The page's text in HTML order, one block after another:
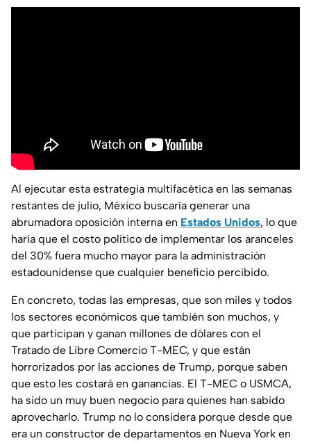
Al ejecutar esta estrategia multifacética en las semanas
restantes de julio, México buscaría generar una
abrumadora oposición interna en Estados Unidos, lo que
haría que el costo político de implementar los aranceles
del 30% fuera mucho mayor para la administración
estadounidense que cualquier beneficio percibido.
En concreto, todas las empresas, que son miles y todos
los sectores económicos que también son muchos, y
que participan y ganan millones de dólares con el
Tratado de Libre Comercio T-MEC, y que están
horrorizados por las acciones de Trump, porque saben
que esto les costará en ganancias. El T-MEC o USMCA,
ha sido un muy buen negocio para quienes han sabido
aprovecharlo. Trump no lo considera porque desde que
era un constructor de departamentos en Nueva York en